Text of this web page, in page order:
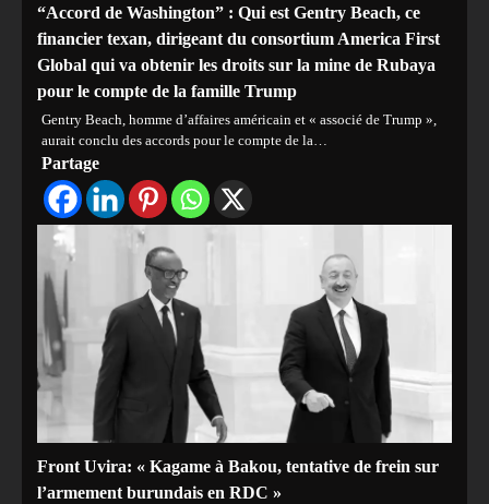
“Accord de Washington” : Qui est Gentry Beach, ce
financier texan, dirigeant du consortium America First
Global qui va obtenir les droits sur la mine de Rubaya
pour le compte de la famille Trump
Gentry Beach, homme d’affaires américain et « associé de Trump »,
aurait conclu des accords pour le compte de la…
Partage
‎Front Uvira: « Kagame à Bakou, tentative de frein sur
l’armement burundais en RDC »